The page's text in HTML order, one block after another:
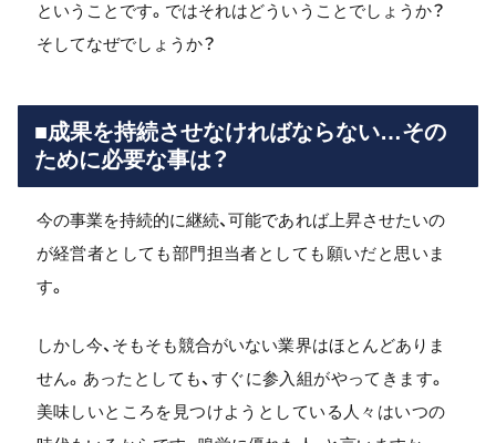
ということです。ではそれはどういうことでしょうか？
そしてなぜでしょうか？
■成果を持続させなければならない…その
ために必要な事は？
今の事業を持続的に継続、可能であれば上昇させたいの
が経営者としても部門担当者としても願いだと思いま
す。
しかし今、そもそも競合がいない業界はほとんどありま
せん。あったとしても、すぐに参入組がやってきます。
美味しいところを見つけようとしている人々はいつの